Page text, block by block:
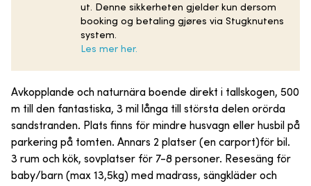
ut. Denne sikkerheten gjelder kun dersom
booking og betaling gjøres via Stugknutens
system.
Les mer her.
Avkopplande och naturnära boende direkt i tallskogen, 500
m till den fantastiska, 3 mil långa till största delen orörda
sandstranden. Plats finns för mindre husvagn eller husbil på
parkering på tomten. Annars 2 platser (en carport)för bil.
3 rum och kök, sovplatser för 7-8 personer. Resesäng för
baby/barn (max 13,5kg) med madrass, sängkläder och